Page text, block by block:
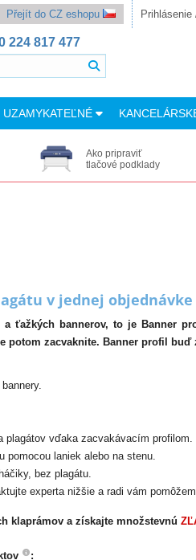
Přejít do CZ eshopu Prihlásenie
224 817 477
Ako pripraviť
tlačové podklady
v jednej objednávke
a ťažkých bannerov, to je Banner
potom zacvaknite. Banner profil
plagátov vďaka zacvakávacím profilom.
pomocou laniek alebo na stenu.
bez plagátu.
experta nižšie a radi vám
klaprámov a získajte množstevnú
: